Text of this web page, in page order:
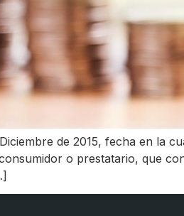
de 2015, fecha en la
o prestatario, que